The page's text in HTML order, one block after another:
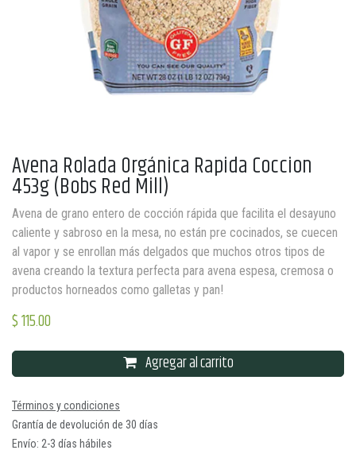
Avena Rolada Orgánica Rapida Coccion
453g (Bobs Red Mill)
Avena de grano entero de cocción rápida que facilita el desayuno
caliente y sabroso en la mesa, no están pre cocinados, se cuecen
al vapor y se enrollan más delgados que muchos otros tipos de
avena creando la textura perfecta para avena espesa, cremosa o
productos horneados como galletas y pan!
$115.00
Agregar al carrito
Términos y condiciones
Grantía de devolución de 30 días
Envío: 2-3 días hábiles